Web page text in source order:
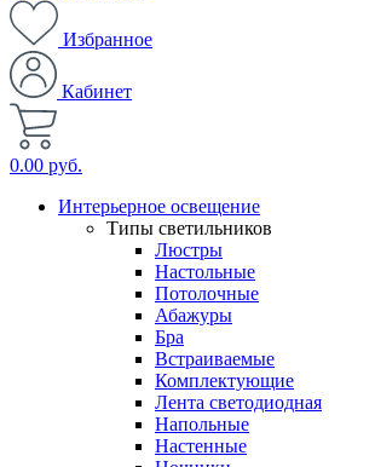
Избранное
Кабинет
0.00 руб.
Интерьерное освещение
Типы светильников
Люстры
Настольные
Потолочные
Абажуры
Бра
Встраиваемые
Комплектующие
Лента светодиодная
Напольные
Настенные